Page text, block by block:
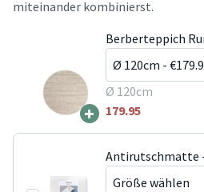
miteinander kombinierst.
+
Berberteppich
Ø 120cm
179.95
Antirutschmatte